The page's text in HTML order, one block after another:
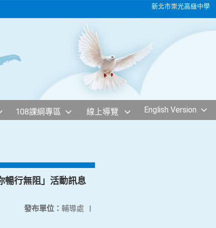
新北市崇光高級中學
108課綱專區 線上導覽 English Version
暢行無阻」活動訊息
發布單位： 輔導處 |